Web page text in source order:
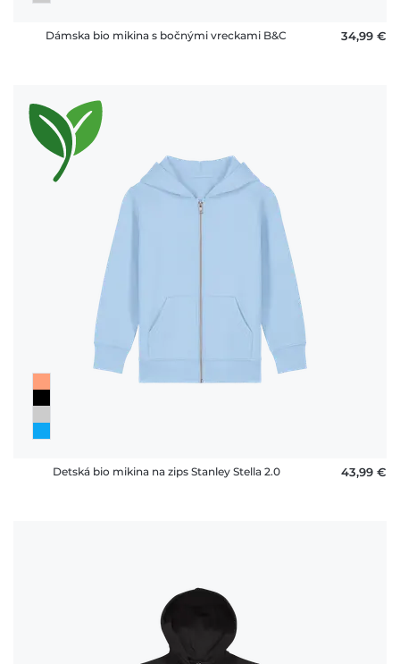
Dámska bio mikina s bočnými vreckami B&C 34,99 €
Detská bio mikina na zips Stanley Stella 2.0 43,99 €